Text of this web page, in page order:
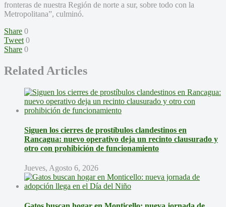
fronteras de nuestra Región de norte a sur, sobre todo con la
Metropolitana”, culminó.
Share 0
Tweet 0
Share 0
Related Articles
Siguen los cierres de prostíbulos clandestinos en
Rancagua: nuevo operativo deja un recinto clausurado y
otro con prohibición de funcionamiento
Jueves, Agosto 6, 2026